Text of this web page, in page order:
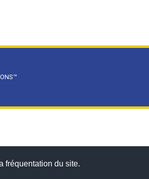
fréquentation du site.